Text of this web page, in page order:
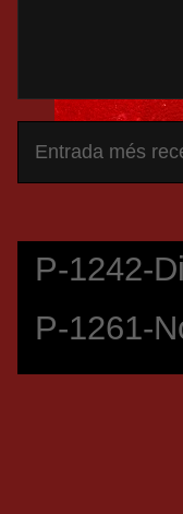
Entrada més
P-1242-
P-1261-